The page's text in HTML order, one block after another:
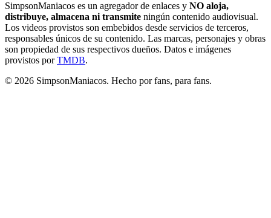
SimpsonManiacos es un agregador de enlaces y NO aloja,
distribuye, almacena ni transmite ningún contenido audiovisual.
Los videos provistos son embebidos desde servicios de terceros,
responsables únicos de su contenido. Las marcas, personajes y obras
son propiedad de sus respectivos dueños. Datos e imágenes
provistos porTMDB.
© 2026 SimpsonManiacos. Hecho por fans, para fans.